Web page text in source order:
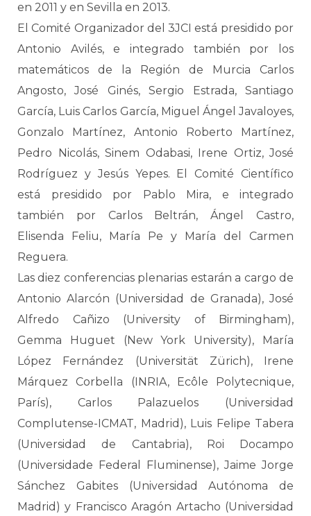
en 2011 y en Sevilla en 2013.
El Comité Organizador del 3JCI está presidido por
Antonio Avilés, e integrado también por los
matemáticos de la Región de Murcia Carlos
Angosto, José Ginés, Sergio Estrada, Santiago
García, Luis Carlos García, Miguel Ángel Javaloyes,
Gonzalo Martínez, Antonio Roberto Martínez,
Pedro Nicolás, Sinem Odabasi, Irene Ortiz, José
Rodríguez y Jesús Yepes. El Comité Científico
está presidido por Pablo Mira, e integrado
también por Carlos Beltrán, Ángel Castro,
Elisenda Feliu, María Pe y María del Carmen
Reguera.
Las diez conferencias plenarias estarán a cargo de
Antonio Alarcón (Universidad de Granada), José
Alfredo Cañizo (University of Birmingham),
Gemma Huguet (New York University), María
López Fernández (Universität Zürich), Irene
Márquez Corbella (INRIA, Ecôle Polytecnique,
París), Carlos Palazuelos (Universidad
Complutense-ICMAT, Madrid), Luis Felipe Tabera
(Universidad de Cantabria), Roi Docampo
(Universidade Federal Fluminense), Jaime Jorge
Sánchez Gabites (Universidad Autónoma de
Madrid) y Francisco Aragón Artacho (Universidad